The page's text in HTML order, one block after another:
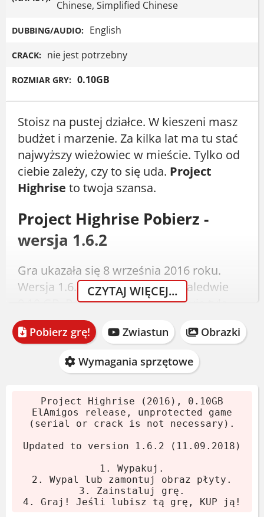
Chinese, Simplified Chinese
DUBBING/AUDIO: English
CRACK: nie jest potrzebny
ROZMIAR GRY: 0.10GB
Stoisz na pustej działce. W kieszeni masz
budżet i marzenie. Za kilka lat ma tu stać
najwyższy wieżowiec w mieście. Tylko od
ciebie zależy, czy to się uda. Project
Highrise to twoja szansa.
Project Highrise Pobierz -
wersja 1.6.2
Gra ukazała się 8 września 2016 roku.
Wersja 1.6.2 z 2018 roku waży zaledwie
0.10 GB. Po rozpakowaniu zajmuje tyle
samo. Do działania nie potrzebujesz
cracka ani klucza – gra jest odblokowana.
Pobierz archiwum.
Wypakuj je za pomocą 7-Zip lub
WinRAR.
Zamontuj obraz płyty lub wypal.
Uruchom instalator i zainstaluj grę.
Gotowe! Możesz grać.
Wymagania systemowe
Minimalne
CZYTAJ WIĘCEJ...
Pobierz grę! Zwiastun Obrazki
Wymagania sprzętowe
Project Highrise (2016), 0.10GB
ElAmigos release, unprotected game
(serial or crack is not necessary).
Updated to version 1.6.2 (11.09.2018)
1. Wypakuj.
2. Wypal lub zamontuj obraz płyty.
3. Zainstaluj grę.
4. Graj! Jeśli lubisz tą grę, KUP ją!